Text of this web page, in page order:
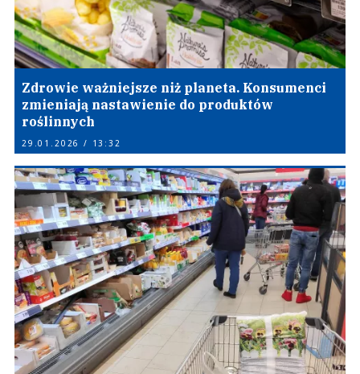
Zdrowie ważniejsze niż planeta. Konsumenci
zmieniają nastawienie do produktów
roślinnych
29.01.2026 / 13:32